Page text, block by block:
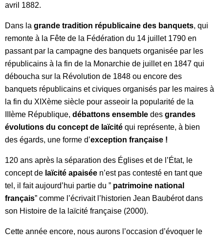
avril 1882.
Dans la grande tradition républicaine des banquets, qui
remonte à la Fête de la Fédération du 14 juillet 1790 en
passant par la campagne des banquets organisée par les
républicains à la fin de la Monarchie de juillet en 1847 qui
déboucha sur la Révolution de 1848 ou encore des
banquets républicains et civiques organisés par les maires à
la fin du XIXème siècle pour asseoir la popularité de la
IIIème République, débattons ensemble des grandes
évolutions du concept de laïcité qui représente, à bien
des égards, une forme d’exception française !
120 ans après la séparation des Églises et de l’État, le
concept de laïcité apaisée n’est pas contesté en tant que
tel, il fait aujourd’hui partie du ” patrimoine national
français” comme l’écrivait l’historien Jean Baubérot dans
son Histoire de la laïcité française (2000).
Cette année encore, nous aurons l’occasion d’évoquer le